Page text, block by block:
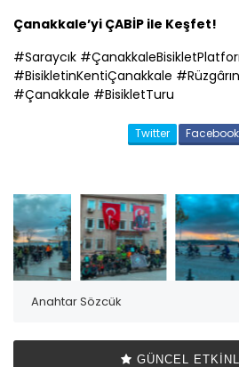
Çanakkale’yi ÇABİP ile Keşfet!
#Saraycık #Çanakkale
#BisikletinKentiÇanakkale
#Çanakkale #BisikletTuru
Twitter Facebook
GÜNCEL